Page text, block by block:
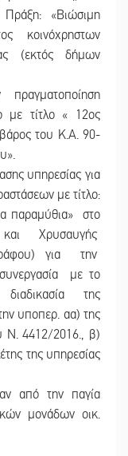
«Βιώσιμη
κοινόχρηστων
(εκτός δήμων
με τίτλο « 12ος
του Κ.Α. 90-
υπηρεσίας για
με τίτλο:
παραμύθια» στο
Χρυσαυγής
για την
με το
της
υποπερ. αα) της
Ν. 4412/2016., β)
της υπηρεσίας
από την παγία
μονάδων οικ.